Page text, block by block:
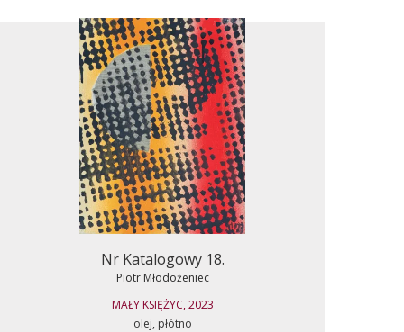
Nr Katalogowy 18.
Piotr Młodożeniec
MAŁY KSIĘŻYC, 2023
olej, płótno